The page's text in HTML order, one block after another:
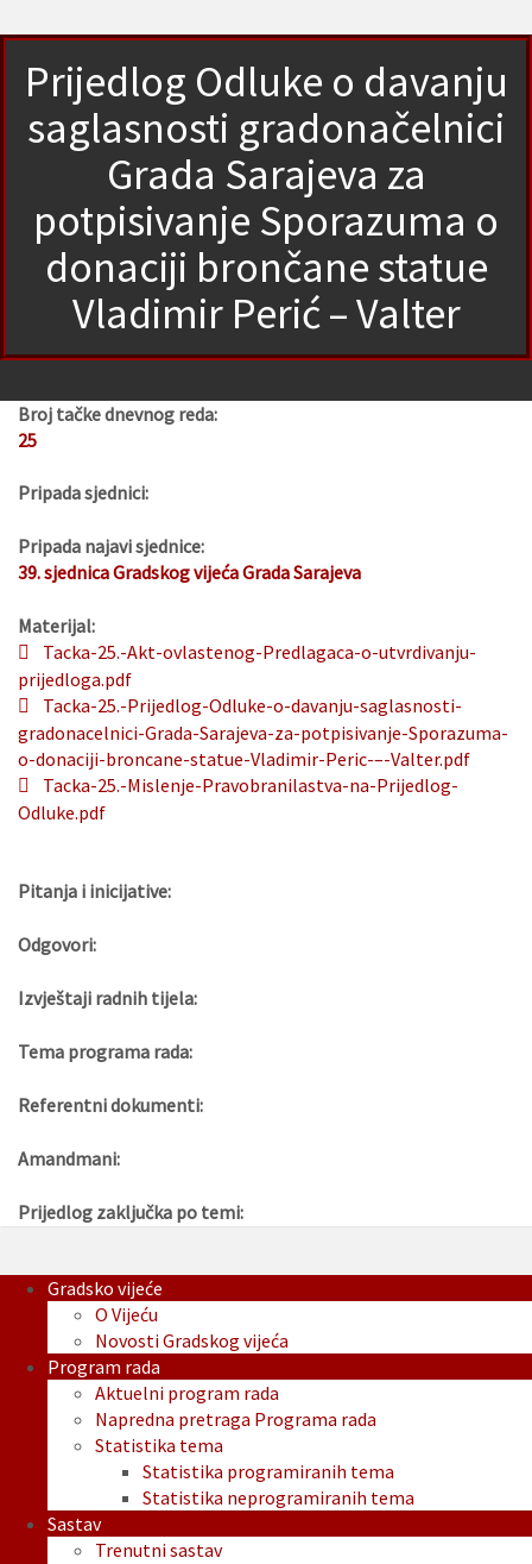
Prijedlog Odluke o davanju
saglasnosti gradonačelnici
Grada Sarajeva za
potpisivanje Sporazuma o
donaciji brončane statue
Vladimir Perić – Valter
Broj tačke dnevnog reda:
25
Pripada sjednici:
Pripada najavi sjednice:
39. sjednica Gradskog vijeća Grada Sarajeva
Materijal:
Tacka-25.-Akt-ovlastenog-Predlagaca-o-utvrdivanju-
prijedloga.pdf
Tacka-25.-Prijedlog-Odluke-o-davanju-saglasnosti-
gradonacelnici-Grada-Sarajeva-za-potpisivanje-Sporazuma-
o-donaciji-broncane-statue-Vladimir-Peric-–-Valter.pdf
Tacka-25.-Mislenje-Pravobranilastva-na-Prijedlog-
Odluke.pdf
Pitanja i inicijative:
Odgovori:
Izvještaji radnih tijela:
Tema programa rada:
Referentni dokumenti:
Amandmani:
Prijedlog zaključka po temi:
Gradsko vijeće
O Vijeću
Novosti Gradskog vijeća
Program rada
Aktuelni program rada
Napredna pretraga Programa rada
Statistika tema
Statistika programiranih tema
Statistika neprogramiranih tema
Sastav
Trenutni sastav